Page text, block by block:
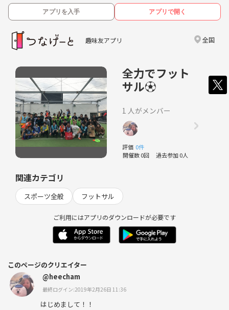
アプリを入手 アプリで開く
趣味友アプリ 全国
全力でフット
サル⚽️
1 人がメンバー
評価 0件
開催数 0回 過去参加 0人
関連カテゴリ
スポーツ全般 フットサル
ご利用にはアプリのダウンロードが必要です
このページのクリエイター
@heecham
最終ログイン:2019年2月26日 11:36
はじめまして！！